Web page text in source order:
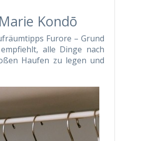
Kondō
Furore – Grund
alle Dinge nach
Haufen zu legen und